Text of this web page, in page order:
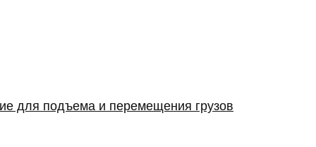
для подъема и перемещения грузов